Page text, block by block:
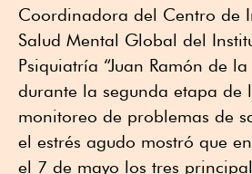
Coordinadora del Centro de
Salud Mental Global del
Psiquiatría “Juan Ramón de
durante la segunda etapa de
monitoreo de problemas de
el estrés agudo mostró que
el 7 de mayo los tres